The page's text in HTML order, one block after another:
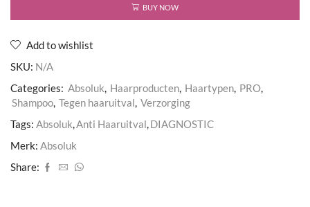
BUY NOW
Add to wishlist
SKU: N/A
Categories: Absoluk Haarproducten Haartypen PRO
Shampoo Tegen haaruitval Verzorging
Tags: Absoluk Anti Haaruitval DIAGNOSTIC
Merk: Absoluk
Share: